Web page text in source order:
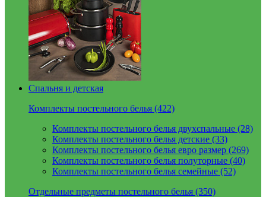
Спальня и детская
Комплекты постельного белья (422)
Комплекты постельного белья двухспальные (28)
Комплекты постельного белья детские (33)
Комплекты постельного белья евро размер (269)
Комплекты постельного белья полуторные (40)
Комплекты постельного белья семейные (52)
Отдельные предметы постельного белья (350)